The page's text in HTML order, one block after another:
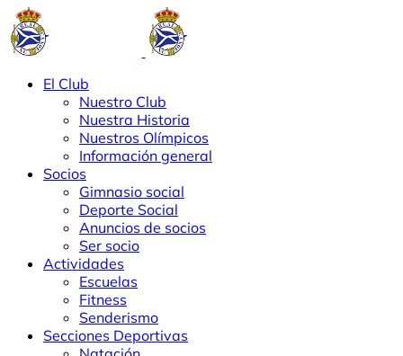
El Club
Nuestro Club
Nuestra Historia
Nuestros Olímpicos
Información general
Socios
Gimnasio social
Deporte Social
Anuncios de socios
Ser socio
Actividades
Escuelas
Fitness
Senderismo
Secciones Deportivas